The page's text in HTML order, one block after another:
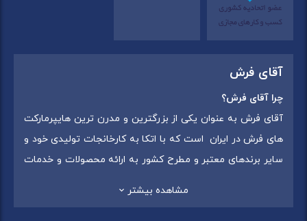
آقای فرش
چرا آقای فرش؟
آقای فرش به عنوان یکی از بزرگترین و مدرن ترین هایپرمارکت
های فرش در ایران است که با اتکا به کارخانجات تولیدی خود و
سایر برندهای معتبر و مطرح کشور به ارائه محصولات و خدمات
مشاهده بیشتر